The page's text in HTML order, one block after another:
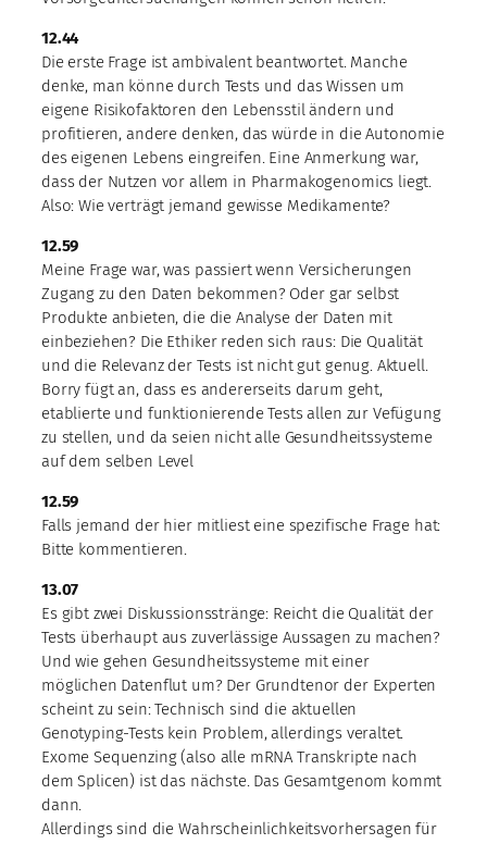
12.44
Die erste Frage ist ambivalent beantwortet. Manche
denke, man könne durch Tests und das Wissen um
eigene Risikofaktoren den Lebensstil ändern und
profitieren, andere denken, das würde in die Autonomie
des eigenen Lebens eingreifen. Eine Anmerkung war,
dass der Nutzen vor allem in Pharmakogenomics liegt.
Also: Wie verträgt jemand gewisse Medikamente?
12.59
Meine Frage war, was passiert wenn Versicherungen
Zugang zu den Daten bekommen? Oder gar selbst
Produkte anbieten, die die Analyse der Daten mit
einbeziehen? Die Ethiker reden sich raus: Die Qualität
und die Relevanz der Tests ist nicht gut genug. Aktuell.
Borry fügt an, dass es andererseits darum geht,
etablierte und funktionierende Tests allen zur Vefügung
zu stellen, und da seien nicht alle Gesundheitssysteme
auf dem selben Level
12.59
Falls jemand der hier mitliest eine spezifische Frage hat:
Bitte kommentieren.
13.07
Es gibt zwei Diskussionsstränge: Reicht die Qualität der
Tests überhaupt aus zuverlässige Aussagen zu machen?
Und wie gehen Gesundheitssysteme mit einer
möglichen Datenflut um? Der Grundtenor der Experten
scheint zu sein: Technisch sind die aktuellen
Genotyping-Tests kein Problem, allerdings veraltet.
Exome Sequenzing (also alle mRNA Transkripte nach
dem Splicen) ist das nächste. Das Gesamtgenom kommt
dann.
Allerdings sind die Wahrscheinlichkeitsvorhersagen für